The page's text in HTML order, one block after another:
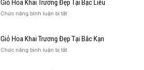
Giỏ Hoa Khai Trương Đẹp Tại Bạc Liêu
Chức năng bình luận bị tắtở
Khai
Đẹp
Giỏ Hoa Khai Trương Đẹp Tại Bắc Kạn
Chức năng bình luận bị tắtở